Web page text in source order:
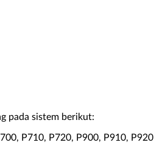
pada sistem berikut:
P710, P720, P900, P910, P920